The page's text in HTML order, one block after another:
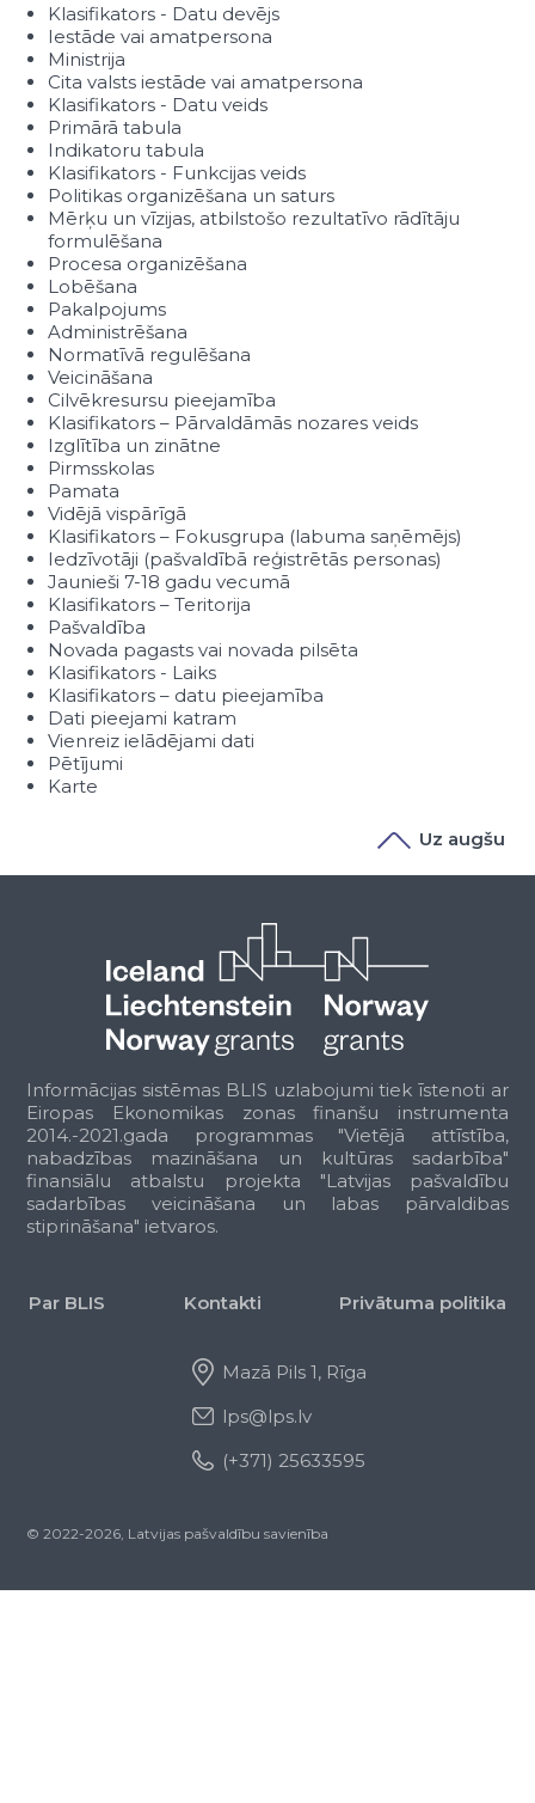
Klasifikators - Datu devējs
Iestāde vai amatpersona
Ministrija
Cita valsts iestāde vai amatpersona
Klasifikators - Datu veids
Primārā tabula
Indikatoru tabula
Klasifikators - Funkcijas veids
Politikas organizēšana un saturs
Mērķu un vīzijas, atbilstošo rezultatīvo rādītāju
formulēšana
Procesa organizēšana
Lobēšana
Pakalpojums
Administrēšana
Normatīvā regulēšana
Veicināšana
Cilvēkresursu pieejamība
Klasifikators – Pārvaldāmās nozares veids
Izglītība un zinātne
Pirmsskolas
Pamata
Vidējā vispārīgā
Klasifikators – Fokusgrupa (labuma saņēmējs)
Iedzīvotāji (pašvaldībā reģistrētās personas)
Jaunieši 7-18 gadu vecumā
Klasifikators – Teritorija
Pašvaldība
Novada pagasts vai novada pilsēta
Klasifikators - Laiks
Klasifikators – datu pieejamība
Dati pieejami katram
Vienreiz ielādējami dati
Pētījumi
Karte
Uz augšu
Informācijas sistēmas BLIS uzlabojumi tiek īstenoti ar
Eiropas Ekonomikas zonas finanšu instrumenta
2014.-2021.gada programmas "Vietējā attīstība,
nabadzības mazināšana un kultūras sadarbība"
finansiālu atbalstu projekta "Latvijas pašvaldību
sadarbības veicināšana un labas pārvaldibas
stiprināšana" ietvaros.
Par BLIS Kontakti Privātuma politika
Mazā Pils 1, Rīga
lps@lps.lv
(+371) 25633595
© 2022-2026, Latvijas pašvaldību savienība